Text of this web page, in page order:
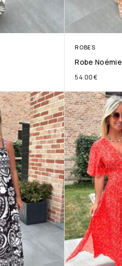
ROBES
Robe Noémie
54.00€